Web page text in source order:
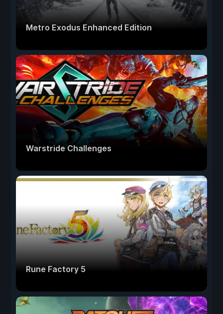
Metro Exodus Enhanced Edition
Warstride Challenges
Rune Factory 5